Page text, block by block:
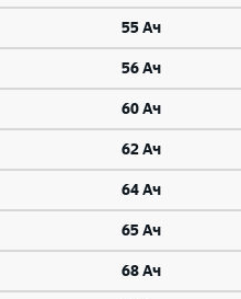
55 Ач
56 Ач
60 Ач
62 Ач
64 Ач
65 Ач
68 Ач